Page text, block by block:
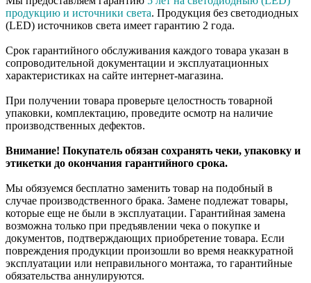
продукцию и источники света. Продукция без светодиодных
(LED) источников света имеет гарантию 2 года.
Срок гарантийного обслуживания каждого товара указан в
сопроводительной документации и эксплуатационных
характеристиках на сайте интернет-магазина.
При получении товара проверьте целостность товарной
упаковки, комплектацию, проведите осмотр на наличие
производственных дефектов.
Внимание! Покупатель обязан сохранять чеки, упаковку и
этикетки до окончания гарантийного срока.
Мы обязуемся бесплатно заменить товар на подобный в
случае производственного брака. Замене подлежат товары,
которые еще не были в эксплуатации. Гарантийная замена
возможна только при предъявлении чека о покупке и
документов, подтверждающих приобретение товара. Если
повреждения продукции произошли во время неаккуратной
эксплуатации или неправильного монтажа, то гарантийные
обязательства аннулируются.